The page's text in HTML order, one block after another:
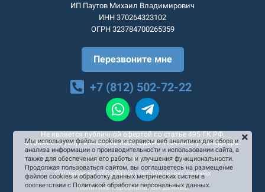
ИП Паутов Михаил Владимирович
ИНН 370264323102
ОГРН 323784700265359
Перезвоните мне
+7 (812) 502-72-22
Не является публичной офертой по статье 495 ГК РФ.
Стоимость услуг и товаров необходимо уточнять у менеджера.
Согласие на рекламную и информационную рассылку
Согласие на обработку персональных данных
Политика персональных данных
Мы используем файлы cookies и сервисы веб-аналитики для сбора и
анализа информации о производительности и использовании сайта, а
также для обеспечения его работы и улучшения функциональности.
Продолжая пользоваться сайтом, вы соглашаетесь на размещение
файлов cookies и обработку данных метрических систем в
соответствии с Политикой обработки персональных данных.